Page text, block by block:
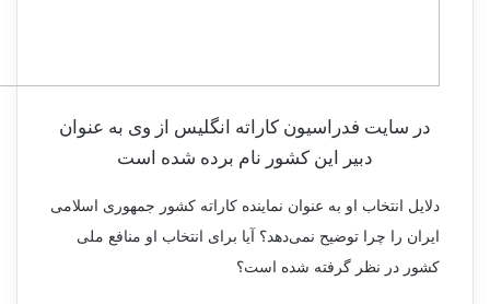
در سایت فدراسیون کاراته انگلیس از وی به عنوان
دبیر این کشور نام برده شده است
دلایل انتخاب او به عنوان نماینده کاراته کشور جمهوری اسلامی
ایران را چرا توضیح نمی‌دهد؟ آیا برای انتخاب او منافع ملی
کشور در نظر گرفته شده است؟